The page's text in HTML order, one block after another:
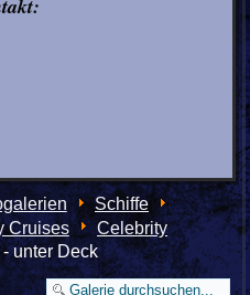
Schiffe
Cruises
Celebrity
unter Deck